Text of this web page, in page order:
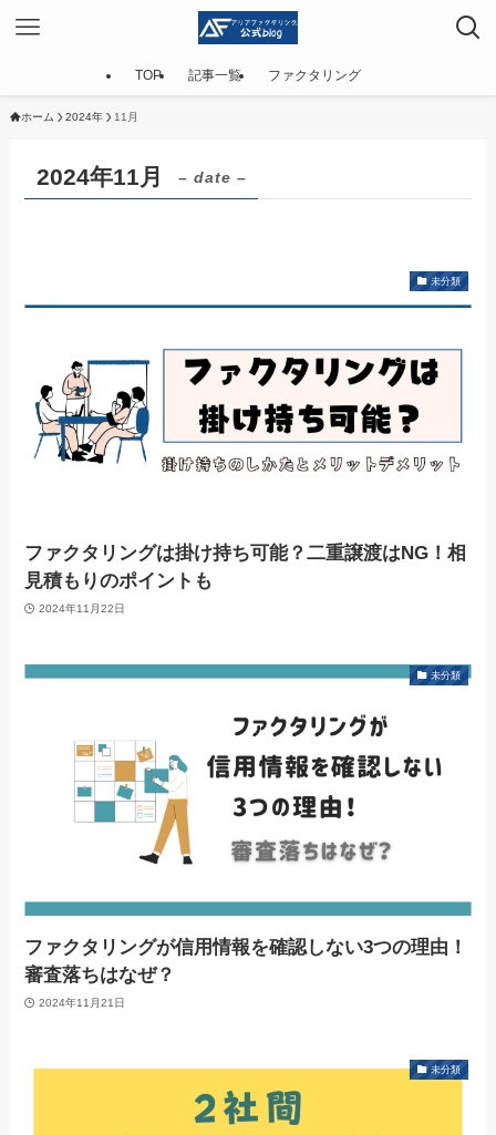
TOP 記事一覧 ファクタリング
ホーム 2024年 11月
2024年11月 – date –
未分類
ファクタリングは掛け持ち可能？二重譲渡はNG！相
見積もりのポイントも
2024年11月22日
未分類
ファクタリングが信用情報を確認しない3つの理由！
審査落ちはなぜ？
2024年11月21日
未分類